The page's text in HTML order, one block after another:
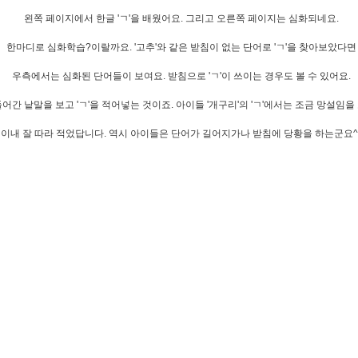
왼쪽 페이지에서 한글 'ㄱ'을 배웠어요. 그리고 오른쪽 페이지는 심화되네요.
한마디로 심화학습?이랄까요. '고추'와 같은 받침이 없는 단어로 'ㄱ'을 찾아보았다면
우측에서는 심화된 단어들이 보여요. 받침으로 'ㄱ'이 쓰이는 경우도 볼 수 있어요.
간 낱말을 보고 'ㄱ'을 적어넣는 것이죠. 아이들 '개구리'의 'ㄱ'에서는 조금 망설임을
이내 잘 따라 적었답니다. 역시 아이들은 단어가 길어지가나 받침에 당황을 하는군요